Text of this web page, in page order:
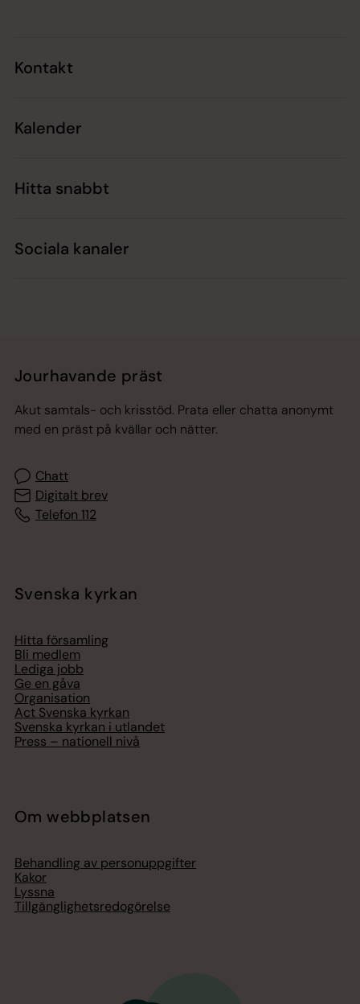
Kontakt
Kalender
Hitta snabbt
Sociala kanaler
Jourhavande präst
Akut samtals- och krisstöd. Prata eller chatta anonymt
med en präst på kvällar och nätter.
Chatt
Digitalt brev
Telefon 112
Svenska kyrkan
Hitta församling
Bli medlem
Lediga jobb
Ge en gåva
Organisation
Act Svenska kyrkan
Svenska kyrkan i utlandet
Press – nationell nivå
Om webbplatsen
Behandling av personuppgifter
Kakor
Lyssna
Tillgänglighetsredogörelse